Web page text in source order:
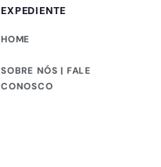
EXPEDIENTE
HOME
SOBRE NÓS | FALE
CONOSCO